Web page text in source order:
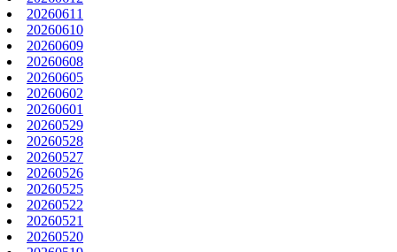
20260611
20260610
20260609
20260608
20260605
20260602
20260601
20260529
20260528
20260527
20260526
20260525
20260522
20260521
20260520